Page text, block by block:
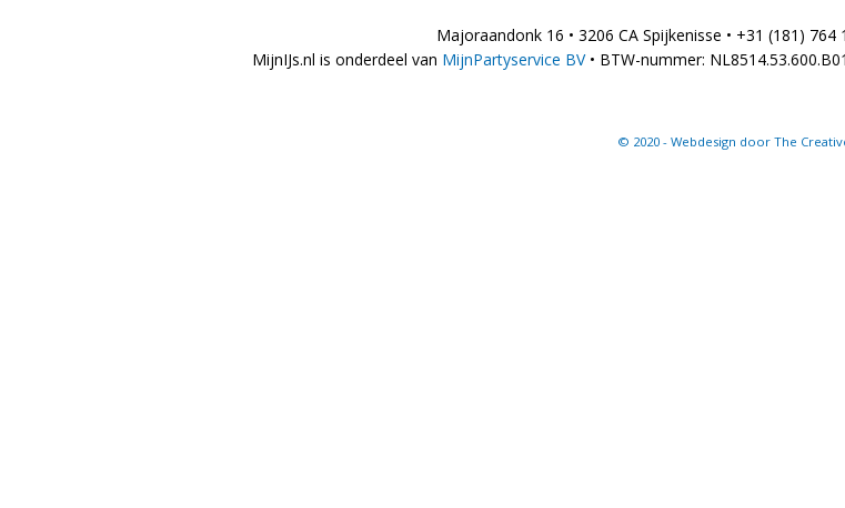
Majoraandonk 16 • 3206 CA Spijkenisse • +31 (181) 764
MijnIJs.nl is onderdeel van MijnPartyservice BV• BTW-nummer:
© 2020 - Webdesign door The